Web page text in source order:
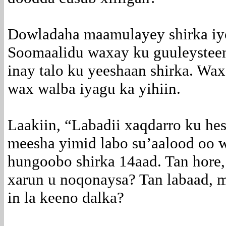
Dowladaha maamulayey shirka
Soomaalidu waxay ku
inay talo ku yeeshaan shirka.
wax walba iyagu ka yihiin.
Laakiin, “Labadii xaqdarro ku
meesha yimid labo su’aalood oo
hungoobo shirka 14aad. Tan
xarun u noqonaysa? Tan labaad,
in la keeno dalka?